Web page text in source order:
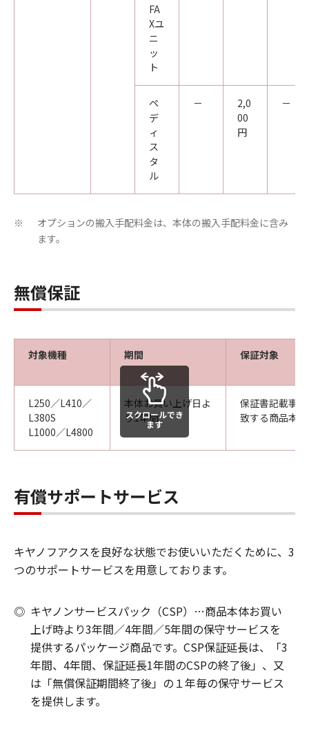
FA
Xユ
ニ
ッ
ト
ペ
デ
ィ
ス
タ
ル
－
2,0
00
円
－
※
オプションの搬入手配料金は、本体の搬入手配料金に含み
ます。
無償保証
対象機種 期間 保証対象
L250／L410／
L380S
L1000／L4800
本体お買い上げ日よ
り1年間
保証書記載事
致する商品本体
スクロールでき
ます
有償サポートサービス
キヤノフアクスを良好な状態でお使いいただくために、3
つのサポートサービスを用意しております。
◎ キヤノンサービスパック（CSP）…商品本体お買い
上げ時より3年間／4年間／5年間の保守サービスを
提供するパッケージ商品です。CSP保証延長は、「3
年間、4年間、保証延長1年間のCSPの終了後」、又
は「無償保証期間終了後」の１年毎の保守サービス
を提供します。